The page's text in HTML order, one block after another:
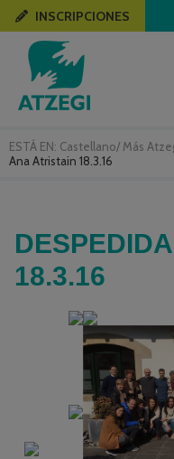
ESTÁ EN: Castellano/ Más
Ana Atristain 18.3.16
INSCRIPCIONES
18.3.16